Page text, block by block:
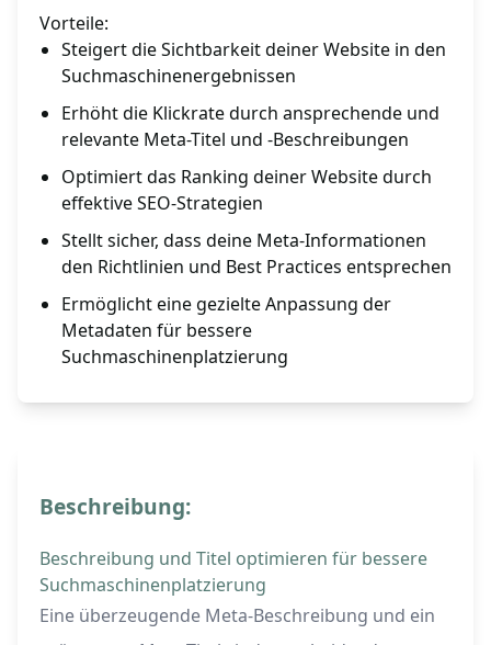
Vorteile:
Steigert die Sichtbarkeit deiner Website in den
Suchmaschinenergebnissen
Erhöht die Klickrate durch ansprechende und
relevante Meta-Titel und -Beschreibungen
Optimiert das Ranking deiner Website durch
effektive SEO-Strategien
Stellt sicher, dass deine Meta-Informationen
den Richtlinien und Best Practices entsprechen
Ermöglicht eine gezielte Anpassung der
Metadaten für bessere
Suchmaschinenplatzierung
Beschreibung:
Beschreibung und Titel optimieren für bessere
Suchmaschinenplatzierung
Eine überzeugende Meta-Beschreibung und ein